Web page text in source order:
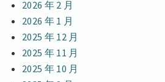
2026 年 2 月
2026 年 1 月
2025 年 12 月
2025 年 11 月
2025 年 10 月